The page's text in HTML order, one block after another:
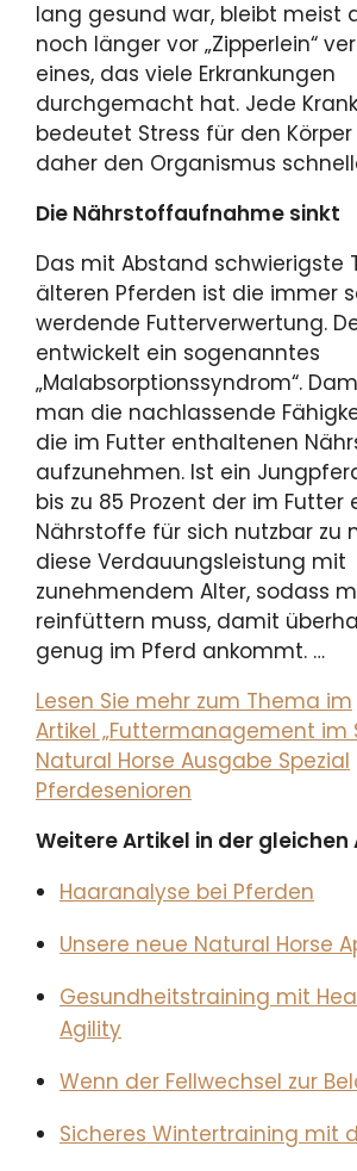
lang gesund war, bleibt meist
noch länger vor „Zipperlein“
eines, das viele Erkrankungen
durchgemacht hat. Jede
bedeutet Stress für den
daher den Organismus
Die Nährstoffaufnahme sinkt
Das mit Abstand schwierigste
älteren Pferden ist die immer
werdende Futterverwertung.
entwickelt ein sogenanntes
„Malabsorptionssyndrom“.
man die nachlassende
die im Futter enthaltenen
aufzunehmen. Ist ein
bis zu 85 Prozent der im
Nährstoffe für sich nutzbar zu
diese Verdauungsleistung mit
zunehmendem Alter, sodass
reinfüttern muss, damit
genug im Pferd ankommt. …
Lesen Sie mehr zum Thema im
Artikel „Futtermanagement im
Natural Horse Ausgabe Spezial
Pferdesenioren
Weitere Artikel in der gleichen
Haaranalyse bei Pferden
Unsere neue Natural Horse
Gesundheitstraining mit
Agility
Wenn der Fellwechsel zur
Sicheres Wintertraining mit